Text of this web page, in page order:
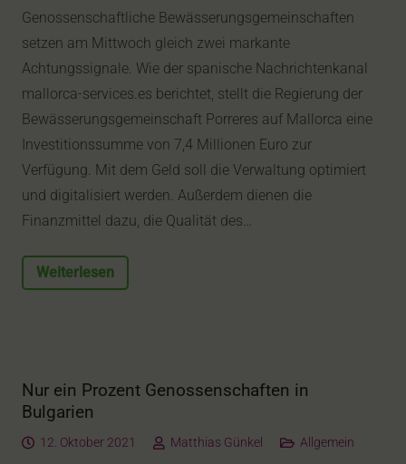
Genossenschaftliche Bewässerungsgemeinschaften
setzen am Mittwoch gleich zwei markante
Achtungssignale. Wie der spanische Nachrichtenkanal
mallorca-services.es berichtet, stellt die Regierung der
Bewässerungsgemeinschaft Porreres auf Mallorca eine
Investitionssumme von 7,4 Millionen Euro zur
Verfügung. Mit dem Geld soll die Verwaltung optimiert
und digitalisiert werden. Außerdem dienen die
Finanzmittel dazu, die Qualität des…
Weiterlesen
Nur ein Prozent Genossenschaften in
Bulgarien
12. Oktober 2021 Matthias Günkel Allgemein